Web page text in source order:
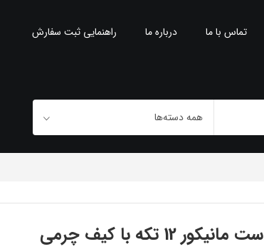
تماس با ما درباره ما
راهنمایی ثبت سفارش
ست مانیکور 12 تکه با کیف چرمی